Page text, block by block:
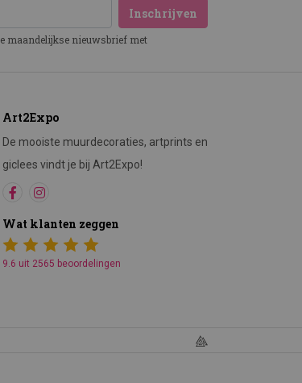
Inschrijven
maandelijkse nieuwsbrief met
Art2Expo
De mooiste muurdecoraties, artprints en
giclees vindt je bij Art2Expo!
Wat klanten zeggen
9.6 uit 2565 beoordelingen